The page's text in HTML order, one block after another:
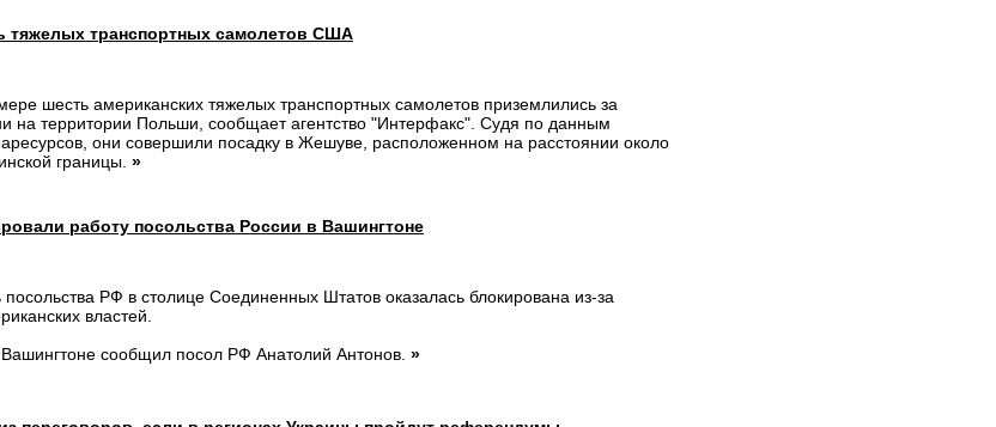
транспортных самолетов США
шесть американских тяжелых транспортных самолетов приземлились за
на территории Польши, сообщает агентство "Интерфакс". Судя по данным
они совершили посадку в Жешуве, расположенном на расстоянии около
границы. »
работу посольства России в Вашингтоне
посольства РФ в столице Соединенных Штатов оказалась блокирована из-за
властей.
сообщил посол РФ Анатолий Антонов. »